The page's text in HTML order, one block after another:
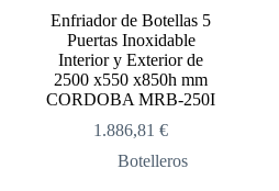
Enfriador de Botellas 5
Puertas Inoxidable
Interior y Exterior de
2500 x550 x850h mm
CORDOBA MRB-250I
1.886,81€
Botelleros